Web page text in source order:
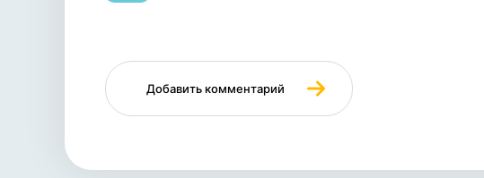
Добавить комментарий